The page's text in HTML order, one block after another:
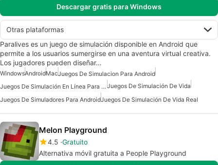
Descargar gratis para Windows
Otras plataformas
Paralives es un juego de simulación disponible en Android que
permite a los usuarios sumergirse en una aventura virtual creativa.
Los jugadores pueden diseñar…
WindowsAndroidMacJuegos De Simulacion Para Android
Juegos De Simulación En Línea Para Android Gratis Juegos De Simulación De Vida
Juegos De Simuladores Para AndroidJuegos De Simulación De Vida Real
Melon Playground
4.5 Gratuito
Alternativa móvil gratuita a People Playground